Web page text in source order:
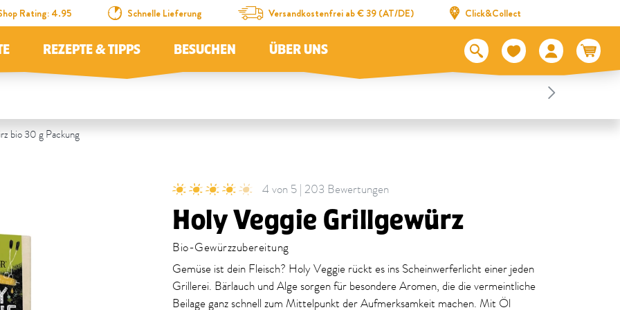
Rating: 4.95 Schnelle Lieferung Versandkostenfrei ab € 39 (AT/DE) Click&Collect
REZEPTE & TIPPS BESUCHEN ÜBER UNS
bio 30 g Packung
4 von 5 | 203 Bewertungen
Holy Veggie Grillgewürz
Bio-Gewürzzubereitung
Gemüse ist dein Fleisch? Holy Veggie rückt es ins Scheinwerferlicht einer jeden
Grillerei. Bärlauch und Alge sorgen für besondere Aromen, die die vermeintliche
Beilage ganz schnell zum Mittelpunkt der Aufmerksamkeit machen. Mit Öl